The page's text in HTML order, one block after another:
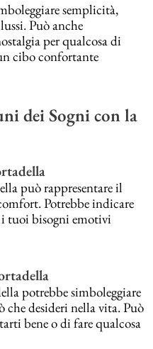
semplicità,
Può anche
per qualcosa di
cibo confortante
dei Sogni con la
può rappresentare il
Potrebbe indicare
i tuoi bisogni emotivi
potrebbe simboleggiare
desideri nella vita. Può
bene o di fare qualcosa